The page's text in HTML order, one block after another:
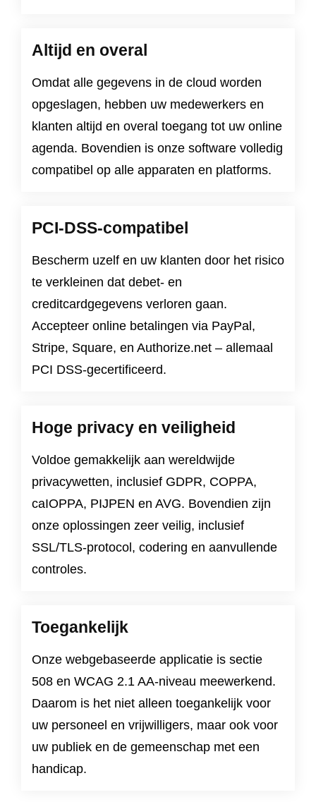
Altijd en overal
Omdat alle gegevens in de cloud worden
opgeslagen, hebben uw medewerkers en
klanten altijd en overal toegang tot uw online
agenda. Bovendien is onze software volledig
compatibel op alle apparaten en platforms.
PCI-DSS-compatibel
Bescherm uzelf en uw klanten door het risico
te verkleinen dat debet- en
creditcardgegevens verloren gaan.
Accepteer online betalingen via PayPal,
Stripe, Square, en Authorize.net – allemaal
PCI DSS-gecertificeerd.
Hoge privacy en veiligheid
Voldoe gemakkelijk aan wereldwijde
privacywetten, inclusief GDPR, COPPA,
caIOPPA, PIJPEN en AVG. Bovendien zijn
onze oplossingen zeer veilig, inclusief
SSL/TLS-protocol, codering en aanvullende
controles.
Toegankelijk
Onze webgebaseerde applicatie is sectie
508 en WCAG 2.1 AA-niveau meewerkend.
Daarom is het niet alleen toegankelijk voor
uw personeel en vrijwilligers, maar ook voor
uw publiek en de gemeenschap met een
handicap.